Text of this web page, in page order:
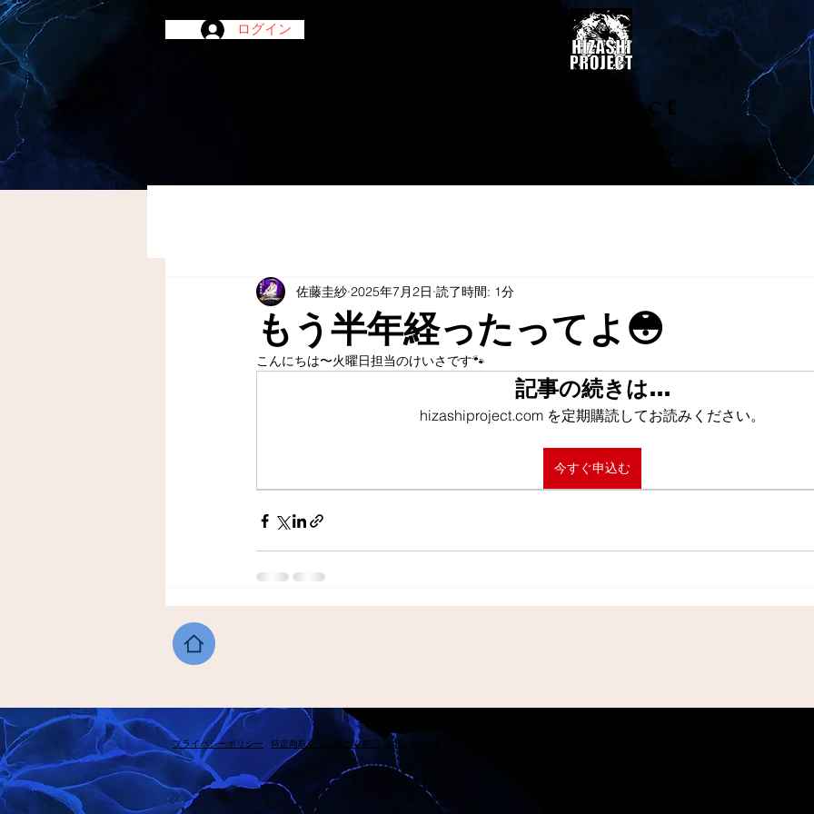
ログイン
陽project
もう半年経ったってよ😳
佐藤圭紗 2025年7月2日 読了時間: 1分
こんにちは〜火曜日担当のけいさです🐾
記事の続きは…
hizashiproject.com を定期購読してお読みください。
今すぐ申込む
​プライバシーポリシー ​特定商取引法に基づく表記 ​お問い合わせ